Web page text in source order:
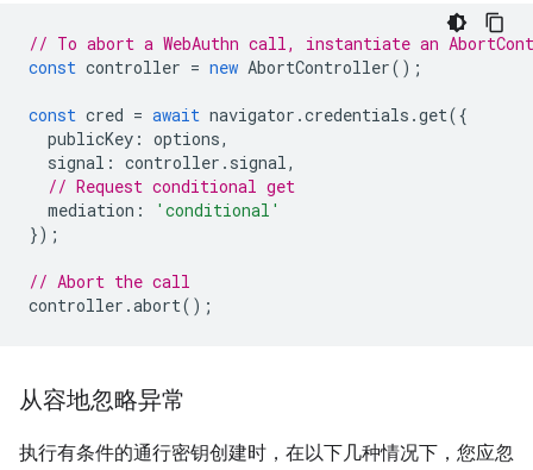
// To abort a WebAuthn call, instantiate an
const controller = new AbortController();
const cred = await navigator .credentials .get({
publicKey : options,
signal : controller . signal ,
// Request conditional get
mediation :
'conditional'
});
// Abort the call
controller .abort();
从容地忽略异常
执行有条件的通行密钥创建时，在以下几种情况下，您应忽